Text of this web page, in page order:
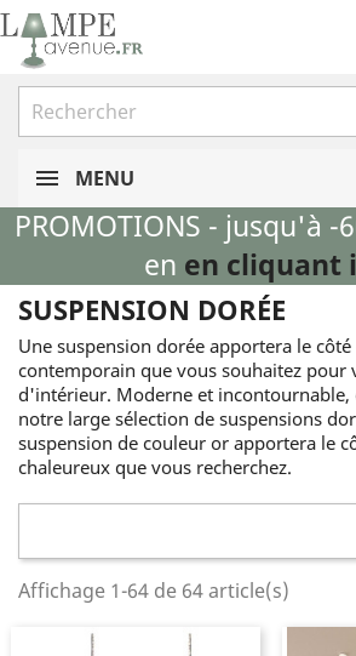
MENU
PROMOTIONS - jusqu'à -
en en cliquant
SUSPENSION DORÉE
Une suspension dorée apportera le côté
contemporain que vous souhaitez pour
d'intérieur. Moderne et incontournable,
notre large sélection de suspensions
suspension de couleur or apportera le
chaleureux que vous recherchez.
Affichage 1-64 de 64 article(s)